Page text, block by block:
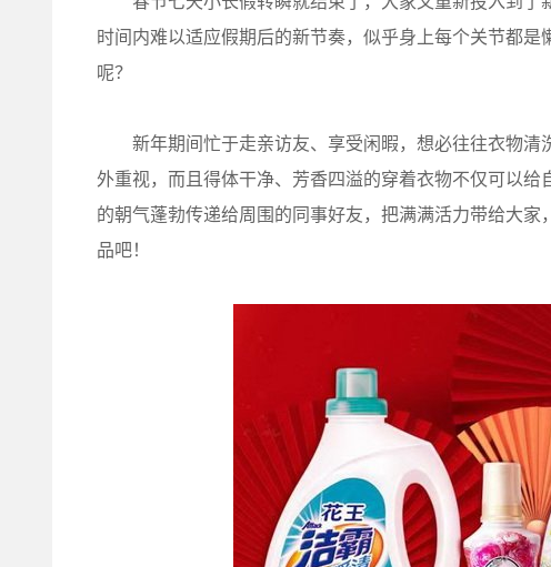
时间内难以适应假期后的新节奏，似乎身上每个关节都是
呢？
新年期间忙于走亲访友、享受闲暇，想必往往衣物清
外重视，而且得体干净、芳香四溢的穿着衣物不仅可以
的朝气蓬勃传递给周围的同事好友，把满满活力带给大家
品吧！